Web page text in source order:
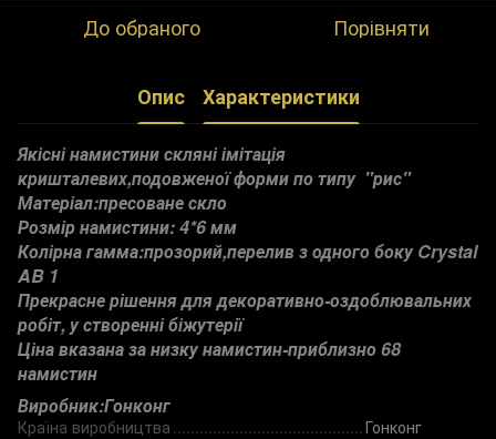
До обраного Порівняти
Опис Характеристики
Якісні намистини скляні імітація
кришталевих,подовженої форми по типу "рис"
Матеріал:пресоване скло
Розмір намистини: 4*6 мм
Колірна гамма:прозорий,перелив з одного боку Crystal
AB 1
Прекрасне рішення для декоративно-оздоблювальних
робіт, у створенні біжутерії
Ціна вказана за низку намистин-приблизно 68
намистин
Виробник:Гонконг
Країна виробництва Гонконг